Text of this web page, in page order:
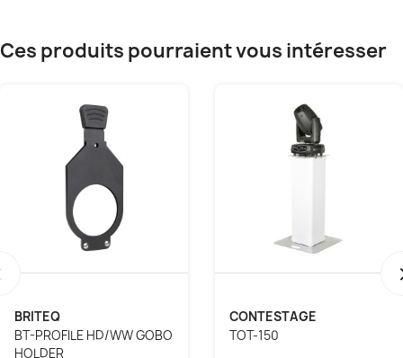
Ces produits pourraient vous intéresser
BRITEQ
BT-PROFILE HD/WW GOBO
HOLDER
CONTESTAGE
TOT-150